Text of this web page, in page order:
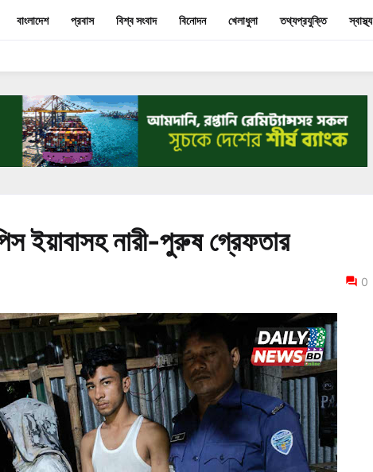
বাংলাদেশ প্রবাস বিশ্ব সংবাদ বিনোদন খেলাধুলা তথ্যপ্রযুক্তি স্বাস্থ্য
ইয়াবাসহ নারী-পুরুষ গ্রেফতার
0